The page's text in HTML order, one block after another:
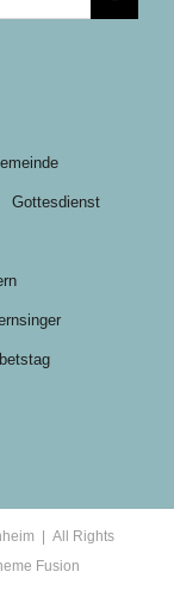
Gottesdienst
| All Rights
Fusion